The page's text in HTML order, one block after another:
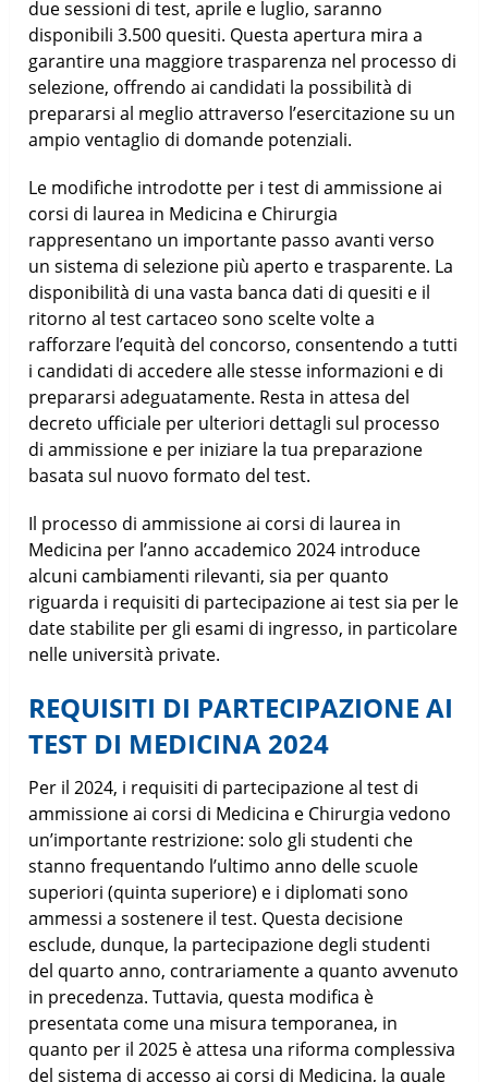
due sessioni di test, aprile e luglio, saranno
disponibili 3.500 quesiti. Questa apertura mira a
garantire una maggiore trasparenza nel processo di
selezione, offrendo ai candidati la possibilità di
prepararsi al meglio attraverso l’esercitazione su un
ampio ventaglio di domande potenziali.
Le modifiche introdotte per i test di ammissione ai
corsi di laurea in Medicina e Chirurgia
rappresentano un importante passo avanti verso
un sistema di selezione più aperto e trasparente. La
disponibilità di una vasta banca dati di quesiti e il
ritorno al test cartaceo sono scelte volte a
rafforzare l’equità del concorso, consentendo a tutti
i candidati di accedere alle stesse informazioni e di
prepararsi adeguatamente. Resta in attesa del
decreto ufficiale per ulteriori dettagli sul processo
di ammissione e per iniziare la tua preparazione
basata sul nuovo formato del test.
Il processo di ammissione ai corsi di laurea in
Medicina per l’anno accademico 2024 introduce
alcuni cambiamenti rilevanti, sia per quanto
riguarda i requisiti di partecipazione ai test sia per le
date stabilite per gli esami di ingresso, in particolare
nelle università private.
REQUISITI DI PARTECIPAZIONE AI
TEST DI MEDICINA 2024
Per il 2024, i requisiti di partecipazione al test di
ammissione ai corsi di Medicina e Chirurgia vedono
un’importante restrizione: solo gli studenti che
stanno frequentando l’ultimo anno delle scuole
superiori (quinta superiore) e i diplomati sono
ammessi a sostenere il test. Questa decisione
esclude, dunque, la partecipazione degli studenti
del quarto anno, contrariamente a quanto avvenuto
in precedenza. Tuttavia, questa modifica è
presentata come una misura temporanea, in
quanto per il 2025 è attesa una riforma complessiva
del sistema di accesso ai corsi di Medicina, la quale